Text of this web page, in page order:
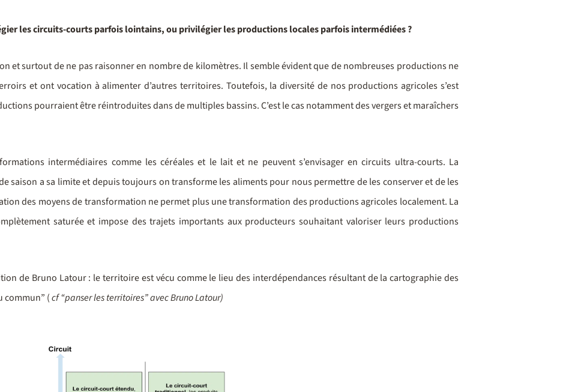
les circuits-courts parfois lointains, ou privilégier les productions locales parfois intermédiées ?
et surtout de ne pas raisonner en nombre de kilomètres. Il semble évident que de nombreuses productions ne
et ont vocation à alimenter d’autres territoires. Toutefois, la diversité de nos productions agricoles s’est
pourraient être réintroduites dans de multiples bassins. C’est le cas notamment des vergers et maraîchers
intermédiaires comme les céréales et le lait et ne peuvent s’envisager en circuits ultra-courts. La
saison a sa limite et depuis toujours on transforme les aliments pour nous permettre de les conserver et de les
des moyens de transformation ne permet plus une transformation des productions agricoles localement. La
saturée et impose des trajets importants aux producteurs souhaitant valoriser leurs productions
de Bruno Latour : le territoire est vécu comme le lieu des interdépendances résultant de la cartographie des
commun” (cf “panser les territoires” avec Bruno Latour)